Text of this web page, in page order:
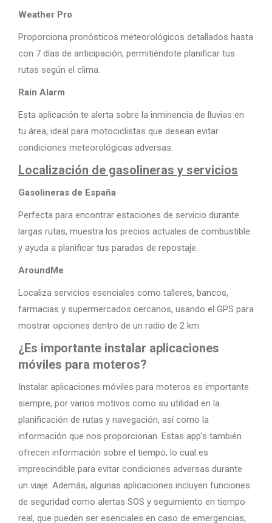
Weather Pro
Proporciona pronósticos meteorológicos detallados hasta
con 7 días de anticipación, permitiéndote planificar tus
rutas según el clima.
Rain Alarm
Esta aplicación te alerta sobre la inminencia de lluvias en
tu área, ideal para motociclistas que desean evitar
condiciones meteorológicas adversas.
Localización de gasolineras y servicios
Gasolineras de España
Perfecta para encontrar estaciones de servicio durante
largas rutas, muestra los precios actuales de combustible
y ayuda a planificar tus paradas de repostaje.
AroundMe
Localiza servicios esenciales como talleres, bancos,
farmacias y supermercados cercanos, usando el GPS para
mostrar opciones dentro de un radio de 2 km.
¿Es importante instalar aplicaciones
móviles para moteros?
Instalar aplicaciones móviles para moteros es importante
siempre, por varios motivos como su utilidad en la
planificación de rutas y navegación, así como la
información que nos proporcionan. Estas app’s también
ofrecen información sobre el tiempo, lo cual es
imprescindible para evitar condiciones adversas durante
un viaje. Además, algunas aplicaciones incluyen funciones
de seguridad como alertas SOS y seguimiento en tiempo
real, que pueden ser esenciales en caso de emergencias,